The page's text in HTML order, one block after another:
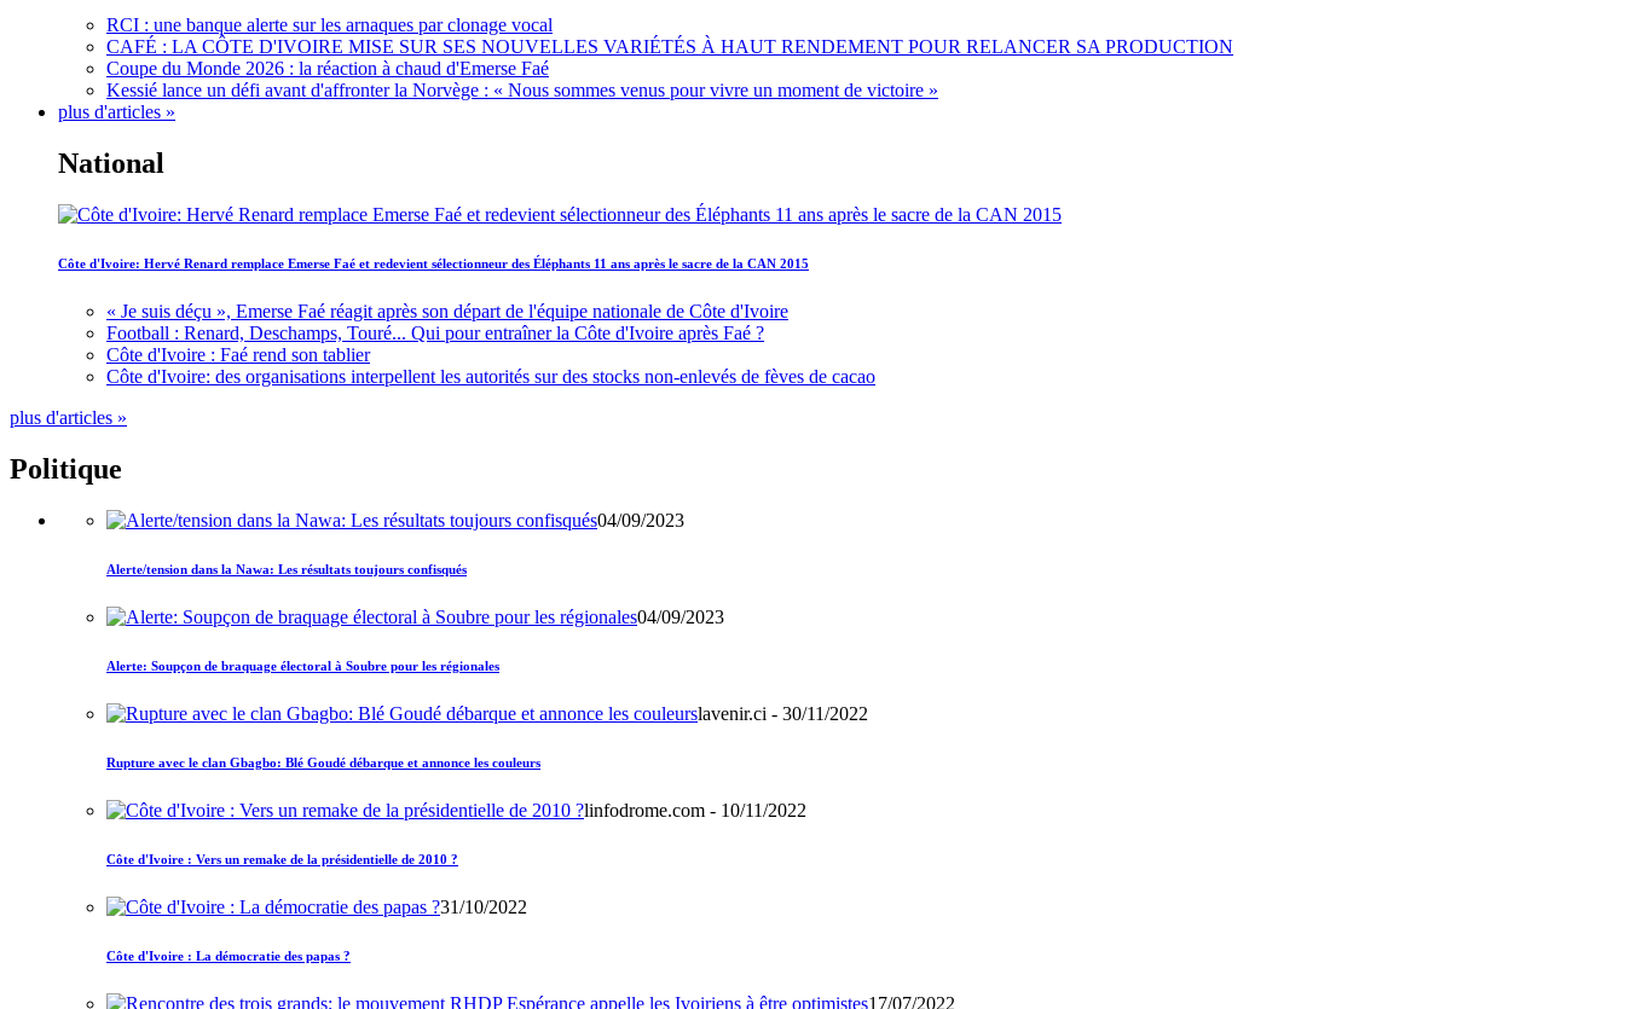
RCI : une banque alerte sur les arnaques par clonage vocal
CAFÉ : LA CÔTE D'IVOIRE MISE SUR SES NOUVELLES VARIÉTÉS À HAUT RENDEMENT POUR RELANCER SA PRODUCTION
Coupe du Monde 2026 : la réaction à chaud d'Emerse Faé
Kessié lance un défi avant d'affronter la Norvège : « Nous sommes venus pour vivre un moment de victoire »
plus d'articles »
National
Côte d'Ivoire: Hervé Renard remplace Emerse Faé et redevient sélectionneur des Éléphants 11 ans après le sacre de la CAN 2015
« Je suis déçu », Emerse Faé réagit après son départ de l'équipe nationale de Côte d'Ivoire
Football : Renard, Deschamps, Touré... Qui pour entraîner la Côte d'Ivoire après Faé ?
Côte d'Ivoire : Faé rend son tablier
Côte d'Ivoire: des organisations interpellent les autorités sur des stocks non-enlevés de fèves de cacao
plus d'articles »
Politique
04/09/2023
Alerte/tension dans la Nawa: Les résultats toujours confisqués
04/09/2023
Alerte: Soupçon de braquage électoral à Soubre pour les régionales
lavenir.ci - 30/11/2022
Rupture avec le clan Gbagbo: Blé Goudé débarque et annonce les couleurs
linfodrome.com - 10/11/2022
Côte d'Ivoire : Vers un remake de la présidentielle de 2010 ?
31/10/2022
Côte d'Ivoire : La démocratie des papas ?
17/07/2022